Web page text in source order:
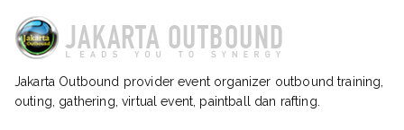
Jakarta Outbound provider event organizer outbound training,
outing, gathering, virtual event, paintball dan rafting.